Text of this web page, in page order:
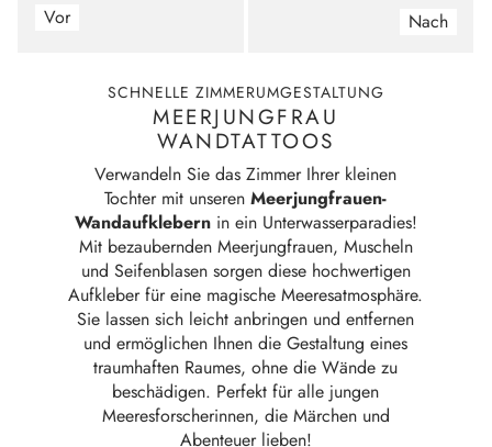
Vor Nach
SCHNELLE ZIMMERUMGESTALTUNG
MEERJUNGFRAU
WANDTATTOOS
Verwandeln Sie das Zimmer Ihrer kleinen
Tochter mit unserenMeerjungfrauen-
Wandaufklebernin ein Unterwasserparadies!
Mit bezaubernden Meerjungfrauen, Muscheln
und Seifenblasen sorgen diese hochwertigen
Aufkleber für eine magische Meeresatmosphäre.
Sie lassen sich leicht anbringen und entfernen
und ermöglichen Ihnen die Gestaltung eines
traumhaften Raumes, ohne die Wände zu
beschädigen. Perfekt für alle jungen
Meeresforscherinnen, die Märchen und
Abenteuer lieben!